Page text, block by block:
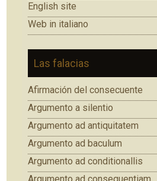
English site
Web in italiano
Las falacias
Afirmación del consecuente
Argumento a silentio
Argumento ad antiquitatem
Argumento ad baculum
Argumento ad conditionallis